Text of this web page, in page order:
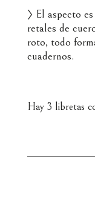
〉 El aspecto
retales de
roto, todo
cuadernos.
Hay 3 libretas